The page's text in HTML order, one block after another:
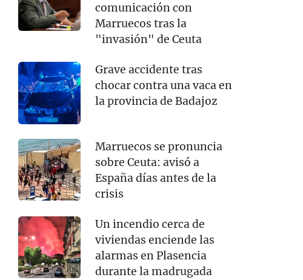
comunicación con
Marruecos tras la
"invasión" de Ceuta
Grave accidente tras
chocar contra una vaca en
la provincia de Badajoz
Marruecos se pronuncia
sobre Ceuta: avisó a
España días antes de la
crisis
Un incendio cerca de
viviendas enciende las
alarmas en Plasencia
durante la madrugada